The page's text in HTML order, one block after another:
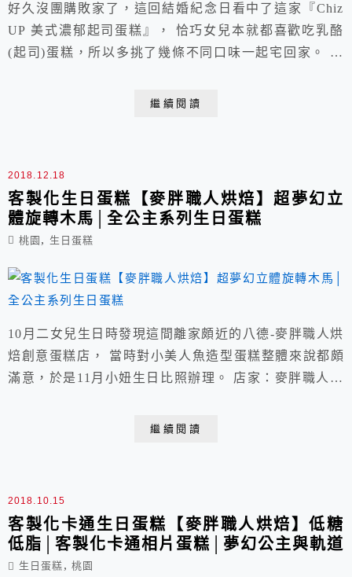
好久沒團購敗家了，這回結婚紀念日看中了這家『Chiz
UP 美式濃郁起司蛋糕』， 恰巧女兒本就都喜歡吃乳酪
(起司)蛋糕，所以多挑了幾條不同口味一起宅回家。 店
購物官網請點我 冷藏保存4天/冷凍保存14天 置於常溫請
繼續閱讀
2018.12.18
客製化生日蛋糕【麥胖職人烘焙】超夢幻立
體旋轉木馬│全公主系列生日蛋糕
桃園 , 生日蛋糕
10月二女兒生日時發現這間離家頗近的八德-麥胖職人烘
焙創意蛋糕店， 當時對小美人魚造型蛋糕整體來說都頗
滿意，於是11月小妞生日比照辦理。 店家：麥胖職人烘
請點我 營業時間：上午11:00~下午9:00 目前八德店原址
繼續閱讀
2018.10.15
客製化卡通生日蛋糕【麥胖職人烘焙】低糖
低脂│客製化卡通相片蛋糕│夢幻公主與軌道
生日蛋糕 , 桃園